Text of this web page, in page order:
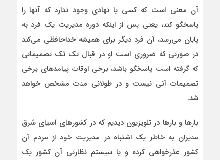
آن معنی است که کسی یا نهادی وجود ندارد که آنها را
پاسخگو کند، یعنی پس از اینکه دوره مدیریت یک فرد به
پایان می‌رسد، آن فرد دیگر برای همیشه خداحافظی می‌کند
در صورتی که ضروری است او در قبال تک تک تصمیماتی
که گرفته است پاسخگو باشد، برخی اوقات پیامدهای برخی
تصمیمات آنی نیست و در طولانی مدت مشخص خواهد
شد.
بارها و بارها در تلویزیون دیدیم که در کشورهای آسیای شرق
مدیران به خاطر یک اشتباه در مدیریت خود از مردم آن
کشور عذرخواهی کرده و یا سیستم نظارتی آن کشور یک